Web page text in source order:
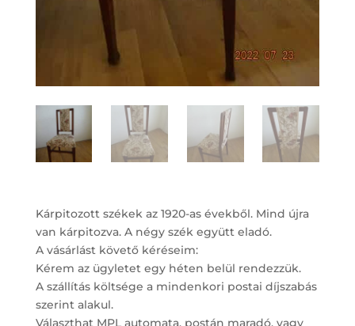
Kárpitozott székek az 1920-as évekből. Mind újra
van kárpitozva. A négy szék együtt eladó.
A vásárlást követő kéréseim:
Kérem az ügyletet egy héten belül rendezzük.
A szállítás költsége a mindenkori postai díjszabás
szerint alakul.
Választhat MPL automata, postán maradó, vagy